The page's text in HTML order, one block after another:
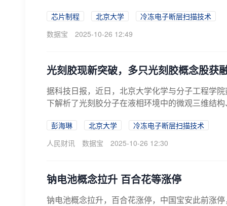
芯片制程 北京大学
冷冻电子断层扫描技术
数据宝
2025-10-26 12:49
光刻胶现新突破，多只光刻胶概念股获
据科技日报，近日，北京大学化学与分子工程学
下解析了光刻胶分子在液相环境中的微观三维结
彭海琳 北京大学
冷冻电子断层扫描技术
人民财讯
数据宝 2025-10-26 12:30
钠电池概念拉升 百合花等涨停
钠电池概念拉升，百合花涨停，中国宝安此前涨